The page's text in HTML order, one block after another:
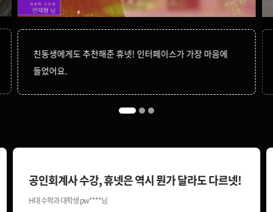
미국세법(영문)
150,000원
119,000원
비영리조직회계(영문)
150,000원
세무회계Ⅰ 119,000원
친동생에게도 추천해준 휴넷! 인터페이스가 가장 마음에
들었어요.
공인회계사 수강, 휴넷은 역시 뭔가 달라도 다르넷!
H대 수학과 대학생 pw****님